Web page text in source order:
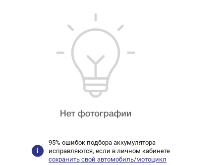
95% ошибок подбора аккумулятора
исправляются, если в личном кабинете
сохранить свой автомобиль/мотоцикл